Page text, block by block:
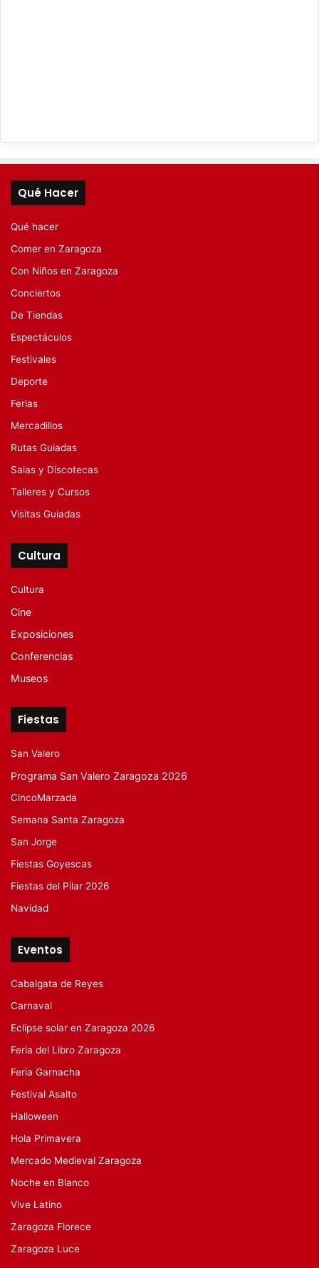
Qué Hacer
Qué hacer
Comer en Zaragoza
Con Niños en Zaragoza
Conciertos
De Tiendas
Espectáculos
Festivales
Deporte
Ferias
Mercadillos
Rutas Guiadas
Salas y Discotecas
Talleres y Cursos
Visitas Guiadas
Cultura
Cultura
Cine
Exposiciones
Conferencias
Museos
Fiestas
San Valero
Programa San Valero Zaragoza 2026
CincoMarzada
Semana Santa Zaragoza
San Jorge
Fiestas Goyescas
Fiestas del Pilar 2026
Navidad
Eventos
Cabalgata de Reyes
Carnaval
Eclipse solar en Zaragoza 2026
Feria del Libro Zaragoza
Feria Garnacha
Festival Asalto
Halloween
Hola Primavera
Mercado Medieval Zaragoza
Noche en Blanco
Vive Latino
Zaragoza Florece
Zaragoza Luce